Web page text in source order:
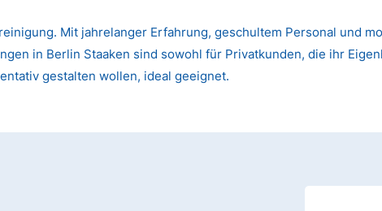
Mit jahrelanger Erfahrung, geschultem Personal und
in Berlin Staaken sind sowohl für Privatkunden, die ihr
gestalten wollen, ideal geeignet.